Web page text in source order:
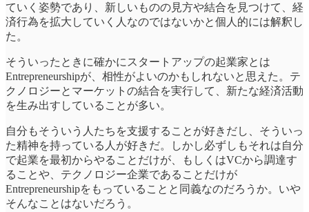
ていく姿勢であり、新しいものの見方や結合を見つけて、経
済行為を拡大していく人なのではないかと個人的には解釈し
た。
そういったときに確かにスタートアップの起業家とは
Entrepreneurshipが、相性がよいのかもしれないと思えた。テ
クノロジーとマーケットの結合を実行して、新たな経済活動
を生み出すしていることが多い。
自分もそういう人たちを支援することが好きだし、そういっ
た精神を持っている人が好きだ。しかし必ずしもそれは自分
で起業を最初からやることだけが、もしくはVCから調達す
ることや、テクノロジー企業であることだけが
Entrepreneurshipをもっていることと同義なのだろうか。いや
そんなことはないだろう。